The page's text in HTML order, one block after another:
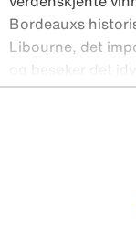
Bordeauxs
Libourne, det
og besøker det
bølgende
lugar på